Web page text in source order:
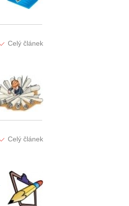
Celý článek
Celý článek